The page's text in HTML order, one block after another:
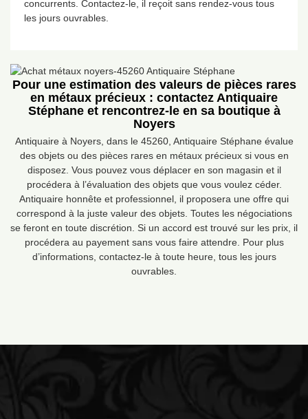
concurrents. Contactez-le, il reçoit sans rendez-vous tous
les jours ouvrables.
Pour une estimation des valeurs de pièces rares
en métaux précieux : contactez Antiquaire
Stéphane et rencontrez-le en sa boutique à
Noyers
Antiquaire à Noyers, dans le 45260, Antiquaire Stéphane évalue
des objets ou des pièces rares en métaux précieux si vous en
disposez. Vous pouvez vous déplacer en son magasin et il
procédera à l’évaluation des objets que vous voulez céder.
Antiquaire honnête et professionnel, il proposera une offre qui
correspond à la juste valeur des objets. Toutes les négociations
se feront en toute discrétion. Si un accord est trouvé sur les prix, il
procédera au payement sans vous faire attendre. Pour plus
d’informations, contactez-le à toute heure, tous les jours
ouvrables.